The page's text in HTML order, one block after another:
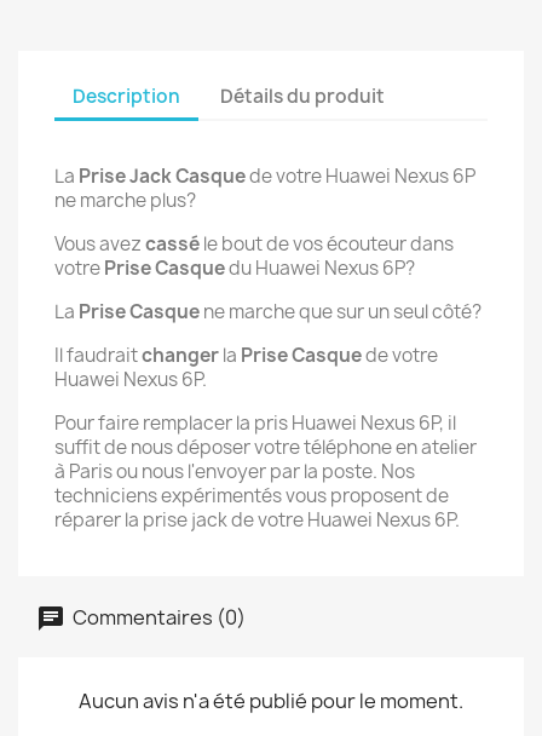
Description Détails du produit
La Prise Jack Casquede votre Huawei Nexus 6P
ne marche plus?
Vous avezcasséle bout de vos écouteur dans
votrePrise Casquedu Huawei Nexus 6P?
La Prise Casquene marche que sur un seul côté?
Il faudraitchangerla Prise Casquede votre
Huawei Nexus 6P.
Pour faire remplacer la pris Huawei Nexus 6P, il
suffit de nous déposer votre téléphone en atelier
à Paris ou nous l'envoyer par la poste. Nos
techniciens expérimentés vous proposent de
réparer la prise jack de votre Huawei Nexus 6P.
Commentaires (0)
Aucun avis n'a été publié pour le moment.